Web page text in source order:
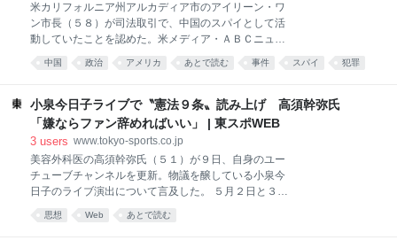
なくなるという力関係は発生してるんですよね。僕、
地上波のベラベラしゃべる系の番組にちょこちょこ出
ていたんですよ。番組名は言わないですけど。で、辺
野古をイジってから一切呼ばれなくなった」とオファ
が掛からなくなったのかもしれ
米カリフォルニア州アルカディア市のアイリーン・ワ
ン市長（５８）が司法取引で、中国のスパイとして活
動していたことを認めた。米メディア・ＡＢＣニュー
スが１１日、報じた。 米司法省は１１日、カリフォル
ニア州ロサンゼルス郡アルカディア市のアイリーン・
いた罪で起訴されたと発表した。司法省によると、ワ
ン被告は有罪答弁に同意している。被告は同日、市長
を辞任した。 ２０２０年から２０２２年にかけて、ワ
告は、「ＵＳ ニュース・センター」というウェブサ
イトを共同運営していた。このサイトは「地元中国系
アメリカ人コミュニティー向けニュース媒体」を装っ
ていたという。しかし実際には、２人はそのサイトを
中国 政治 アメリカ あとで読む 事件 スパイ 犯罪
小泉今日子ライブで〝憲法９条〟読み上げ 高須幹弥氏
「嫌ならファン辞めればいい」 | 東スポWEB
3 users www.tokyo-sports.co.jp
美容外科医の高須幹弥氏（５１）が９日、自身のユー
チューブチャンネルを更新。物議を醸している小泉今
日子のライブ演出について言及した。 ５月２日と３日
に日本武道館で行われたライブ「ＫＫ６０～コイズミ
記念館～ＫＹＯＫＯ ＫＯＩＺＵＭＩ ＴＯＵＲ ２
思想 Web あとで読む